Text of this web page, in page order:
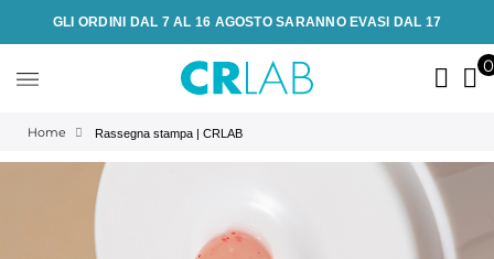
GLI ORDINI DAL 7 AL 16 AGOSTO SARANNO EVASI DAL 17
Home Rassegna stampa | CRLAB